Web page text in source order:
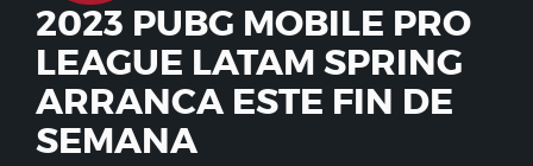
2023 PUBG MOBILE PRO
LEAGUE LATAM SPRING
ARRANCA ESTE FIN DE
SEMANA